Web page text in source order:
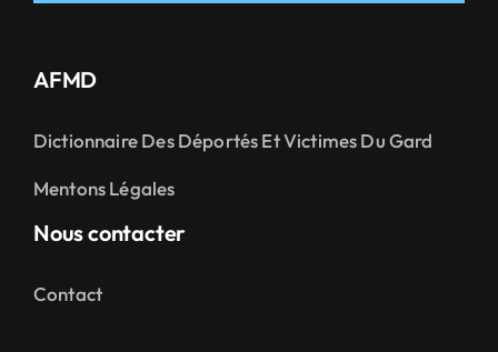
AFMD
Dictionnaire Des Déportés Et Victimes Du Gard
Mentons Légales
Nous contacter
Contact